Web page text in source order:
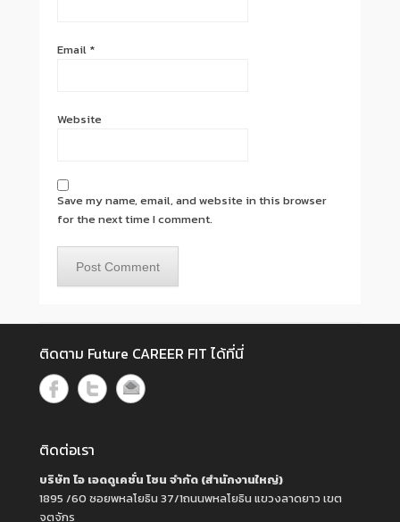
Email *
Website
Save my name, email, and website in this browser
for the next time I comment.
ติดตาม Future CAREER FIT ได้ที่นี่
ติดต่อเรา
บริษัท ไอ เอดดูเคชั่น โซน จำกัด (สำนักงานใหญ่)
1895 /60 ซอยพหลโยธิน 37/1ถนนพหลโยธิน แขวงลาดยาว เขต
จตุจักร